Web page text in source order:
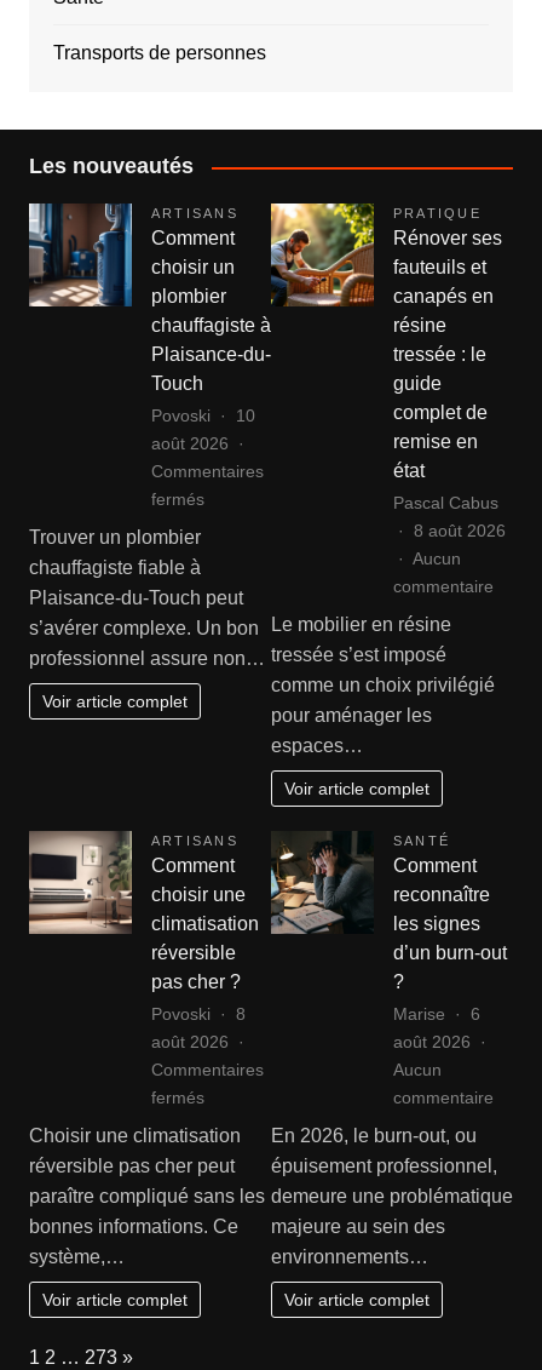
Transports de personnes
Les nouveautés
ARTISANS
Comment
choisir un
plombier
chauffagiste à
Plaisance-du-
Touch
Povoski
10
août 2026
Commentaires
ferméssur
plombier
chauffagiste
à
Plaisance-
Trouver un plombier
chauffagiste fiable à
Plaisance-du-Touch peut
s’avérer complexe. Un bon
professionnel assure non…
Voir article complet
PRATIQUE
Rénover ses
fauteuils et
canapés en
résine
tressée : le
guide
complet de
remise en
état
Pascal Cabus
8 août 2026
Aucun
commentaire
et
de
Le mobilier en résine
tressée s’est imposé
comme un choix privilégié
pour aménager les
espaces…
Voir article complet
ARTISANS
Comment
choisir une
climatisation
réversible
pas cher ?
Povoski
8
août 2026
Commentaires
ferméssur
Comment
climatisation
réversible
Choisir une climatisation
réversible pas cher peut
paraître compliqué sans les
bonnes informations. Ce
système,…
Voir article complet
SANTÉ
Comment
reconnaître
les signes
d’un burn-out
?
Marise
6
août 2026
Aucun
commentaire
les
signes
En 2026, le burn-out, ou
épuisement professionnel,
demeure une problématique
majeure au sein des
environnements…
Voir article complet
Page:
1 2 … 273 Next
»